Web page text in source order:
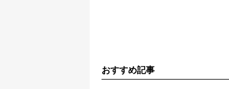
おすすめ記事